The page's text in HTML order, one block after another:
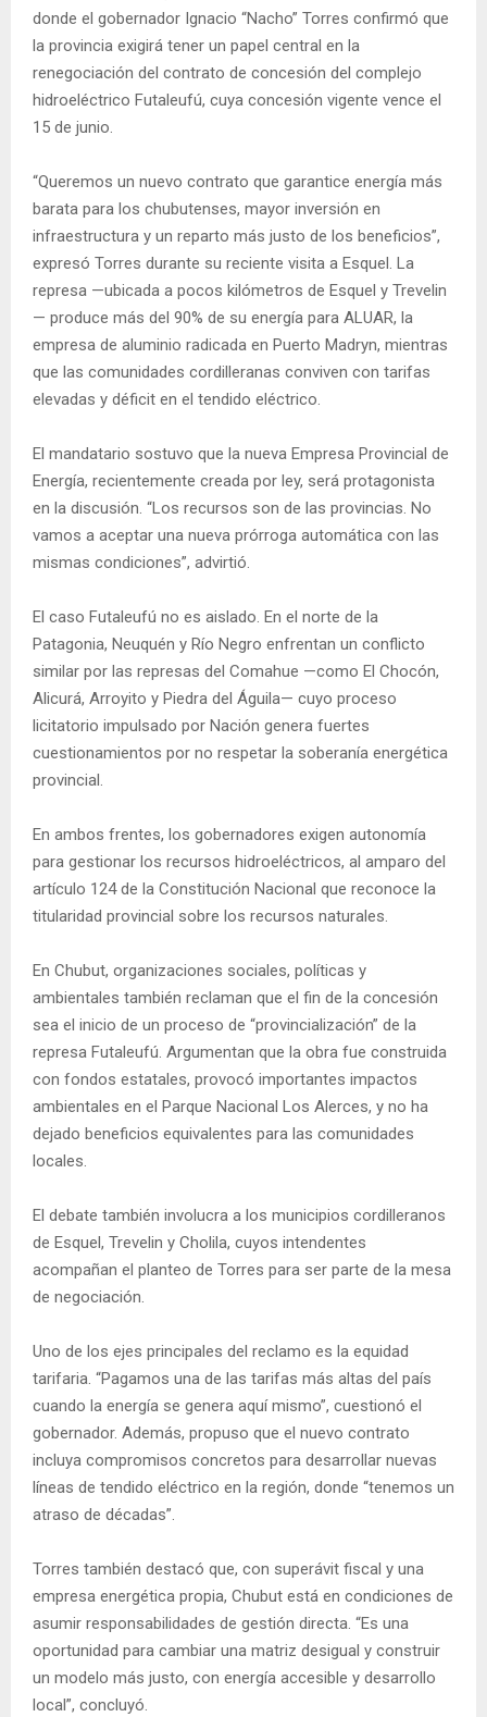
donde el gobernador Ignacio “Nacho” Torres confirmó que
la provincia exigirá tener un papel central en la
renegociación del contrato de concesión del complejo
hidroeléctrico Futaleufú, cuya concesión vigente vence el
15 de junio.
“Queremos un nuevo contrato que garantice energía más
barata para los chubutenses, mayor inversión en
infraestructura y un reparto más justo de los beneficios”,
expresó Torres durante su reciente visita a Esquel. La
represa —ubicada a pocos kilómetros de Esquel y Trevelin
— produce más del 90% de su energía para ALUAR, la
empresa de aluminio radicada en Puerto Madryn, mientras
que las comunidades cordilleranas conviven con tarifas
elevadas y déficit en el tendido eléctrico.
El mandatario sostuvo que la nueva Empresa Provincial de
Energía, recientemente creada por ley, será protagonista
en la discusión. “Los recursos son de las provincias. No
vamos a aceptar una nueva prórroga automática con las
mismas condiciones”, advirtió.
El caso Futaleufú no es aislado. En el norte de la
Patagonia, Neuquén y Río Negro enfrentan un conflicto
similar por las represas del Comahue —como El Chocón,
Alicurá, Arroyito y Piedra del Águila— cuyo proceso
licitatorio impulsado por Nación genera fuertes
cuestionamientos por no respetar la soberanía energética
provincial.
En ambos frentes, los gobernadores exigen autonomía
para gestionar los recursos hidroeléctricos, al amparo del
artículo 124 de la Constitución Nacional que reconoce la
titularidad provincial sobre los recursos naturales.
En Chubut, organizaciones sociales, políticas y
ambientales también reclaman que el fin de la concesión
sea el inicio de un proceso de “provincialización” de la
represa Futaleufú. Argumentan que la obra fue construida
con fondos estatales, provocó importantes impactos
ambientales en el Parque Nacional Los Alerces, y no ha
dejado beneficios equivalentes para las comunidades
locales.
El debate también involucra a los municipios cordilleranos
de Esquel, Trevelin y Cholila, cuyos intendentes
acompañan el planteo de Torres para ser parte de la mesa
de negociación.
Uno de los ejes principales del reclamo es la equidad
tarifaria. “Pagamos una de las tarifas más altas del país
cuando la energía se genera aquí mismo”, cuestionó el
gobernador. Además, propuso que el nuevo contrato
incluya compromisos concretos para desarrollar nuevas
líneas de tendido eléctrico en la región, donde “tenemos un
atraso de décadas”.
Torres también destacó que, con superávit fiscal y una
empresa energética propia, Chubut está en condiciones de
asumir responsabilidades de gestión directa. “Es una
oportunidad para cambiar una matriz desigual y construir
un modelo más justo, con energía accesible y desarrollo
local”, concluyó.